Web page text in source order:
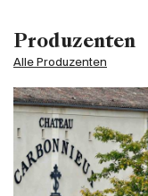
Produzenten
Alle Produzenten